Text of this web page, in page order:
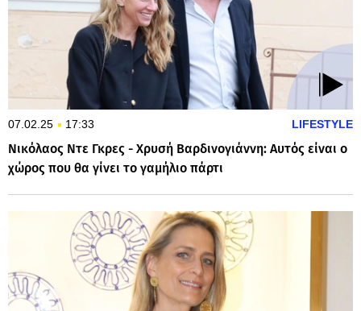
07.02.25 17:33 LIFESTYLE
Νικόλαος Ντε Γκρες - Χρυσή Βαρδινογιάννη: Αυτός είναι ο
χώρος που θα γίνει το γαμήλιο πάρτι